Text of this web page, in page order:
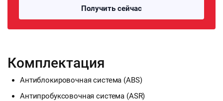
Получить сейчас
Комплектация
Антиблокировочная система (ABS)
Антипробуксовочная система (ASR)